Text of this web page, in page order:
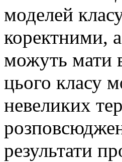
моделей
коректними,
можуть мати
цього класу
невеликих
результати